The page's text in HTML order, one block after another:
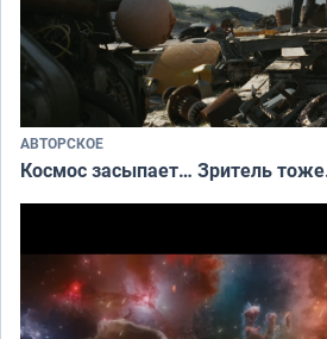
АВТОРСКОЕ
Космос засыпает… Зритель